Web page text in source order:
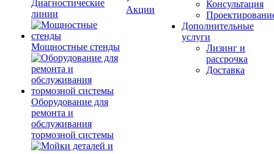
Диагностические
линии
Мощностные стенды
Оборудование для
ремонта и
обслуживания
тормозной системы
Акции
Консультация
Дополнительные
услуги
Лизинг и
рассрочка
Доставка